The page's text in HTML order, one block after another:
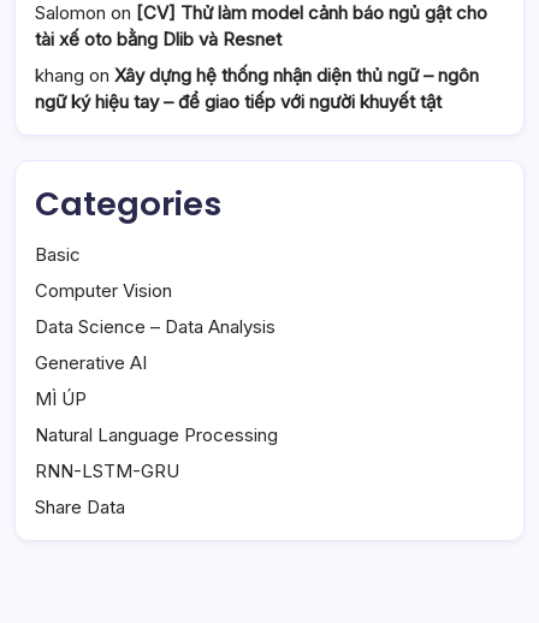
Salomon on [CV] Thử làm model cảnh báo ngủ gật cho
tài xế oto bằng Dlib và Resnet
khang on Xây dựng hệ thống nhận diện thủ ngữ – ngôn
ngữ ký hiệu tay – để giao tiếp với người khuyết tật
Categories
Basic
Computer Vision
Data Science – Data Analysis
Generative AI
MÌ ÚP
Natural Language Processing
RNN-LSTM-GRU
Share Data